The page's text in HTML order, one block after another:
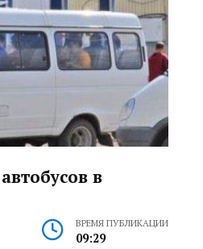
в
ВРЕМЯ ПУБЛИКАЦИИ
09:29